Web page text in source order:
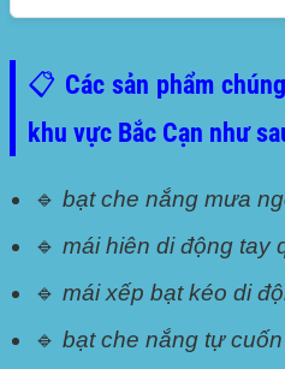
📋 Các sản phẩm
khu vực Bắc Cạn như
🔹 bạt che nắng mưa
🔹 mái hiên di động tay
🔹 mái xếp bạt kéo di
🔹 bạt che nắng tự